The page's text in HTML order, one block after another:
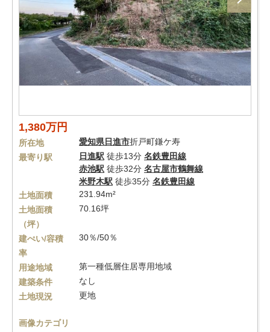
1,380万円
所在地 愛知県日進市折戸町鎌ケ寿
最寄り駅
日進駅 徒歩13分 名鉄豊田線
赤池駅 徒歩32分 名古屋市鶴舞線
米野木駅 徒歩35分 名鉄豊田線
土地面積
231.94m²
土地面積
（坪）
70.16坪
建ぺい/容積
率
30％/50％
用途地域
第一種低層住居専用地域
建築条件
なし
土地現況
更地
画像カテゴリ